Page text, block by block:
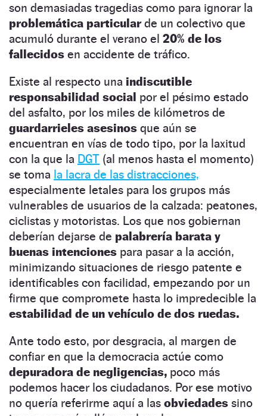
son demasiadas tragedias como para ignorar la
problemática particularde un colectivo que
acumuló durante el verano el 20% de los
fallecidos en accidente de tráfico.
Existe al respecto una indiscutible
responsabilidad social por el pésimo estado
del asfalto, por los miles de kilómetros de
guardarrieles asesinos que aún se
encuentran en vías de todo tipo, por la laxitud
con la que la DGT (al menos hasta el momento)
se toma la lacra de las distracciones,
especialmente letales para los grupos más
vulnerables de usuarios de la calzada: peatones,
ciclistas y motoristas. Los que nos gobiernan
deberían dejarse de palabrería barata y
buenas intenciones para pasar a la acción,
minimizando situaciones de riesgo patente e
identificables con facilidad, empezando por un
firme que compromete hasta lo impredecible la
estabilidad de un vehículo de dos ruedas.
Ante todo esto, por desgracia, al margen de
confiar en que la democracia actúe como
depuradora de negligencias, poco más
podemos hacer los ciudadanos. Por ese motivo
no quería referirme aquí a las obviedades sino